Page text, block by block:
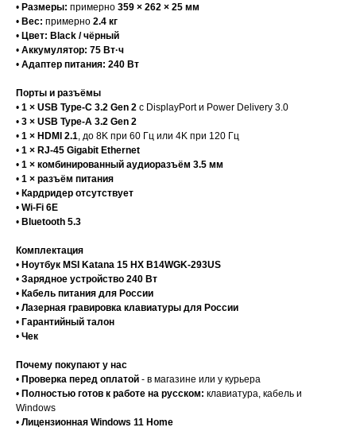
• Размеры: примерно 359 × 262 × 25 мм
• Вес: примерно 2.4 кг
• Цвет: Black / чёрный
• Аккумулятор: 75 Вт·ч
• Адаптер питания: 240 Вт
Порты и разъёмы
• 1 × USB Type-C 3.2 Gen 2 с DisplayPort и Power Delivery 3.0
• 3 × USB Type-A 3.2 Gen 2
• 1 × HDMI 2.1, до 8K при 60 Гц или 4K при 120 Гц
• 1 × RJ-45 Gigabit Ethernet
• 1 × комбинированный аудиоразъём 3.5 мм
• 1 × разъём питания
• Кардридер отсутствует
• Wi-Fi 6E
• Bluetooth 5.3
Комплектация
• Ноутбук MSI Katana 15 HX B14WGK-293US
• Зарядное устройство 240 Вт
• Кабель питания для России
• Лазерная гравировка клавиатуры для России
• Гарантийный талон
• Чек
Почему покупают у нас
• Проверка перед оплатой - в магазине или у курьера
• Полностью готов к работе на русском: клавиатура, кабель и
Windows
• Лицензионная Windows 11 Home